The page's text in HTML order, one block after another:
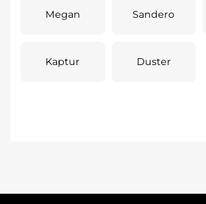
Megan Sandero
Kaptur Duster